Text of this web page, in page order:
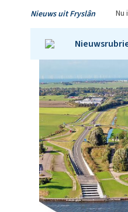
Nieuws uit Fryslân Nu